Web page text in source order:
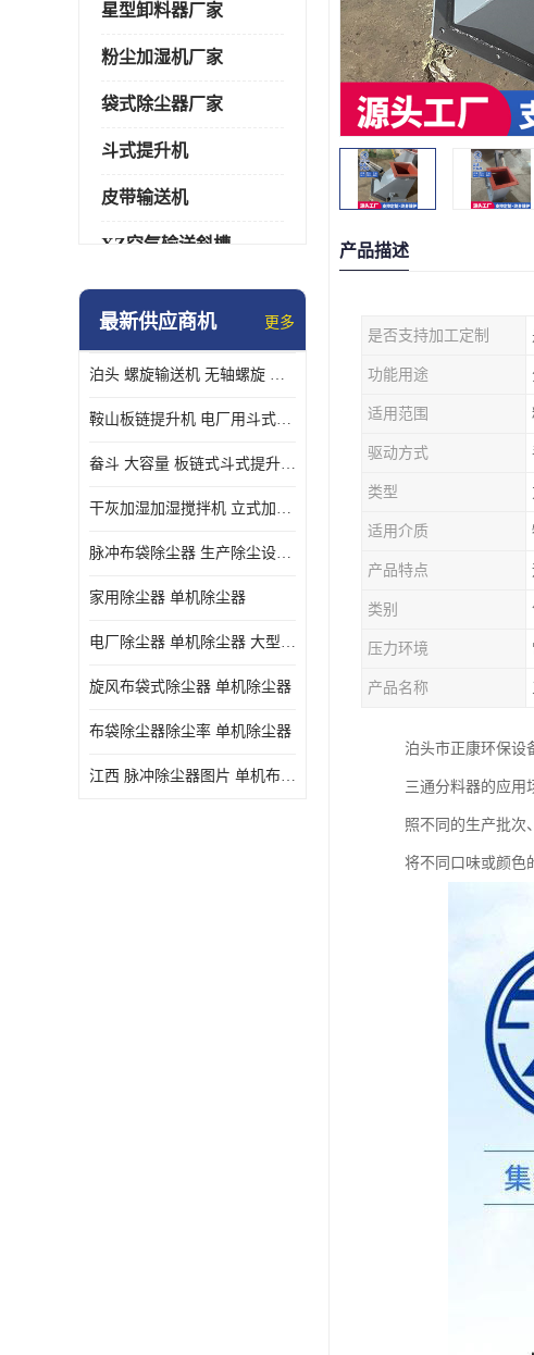
星型卸料器厂家
粉尘加湿机厂家
袋式除尘器厂家
斗式提升机
皮带输送机
XZ空气输送斜槽
通风蝶阀/百叶阀
气旋混动喷淋塔
N-TGD钢丝胶带斗式提升机
最新供应商机 更多
泊头 螺旋输送机 无轴螺旋 污泥螺旋输送机 规格齐全
鞍山板链提升机 电厂用斗式提升机 规格齐全
畚斗 大容量 板链式斗式提升机 正康斗提机厂家
干灰加湿加湿搅拌机 立式加湿机消化机 双轴
脉冲布袋除尘器 生产除尘设备厂家
家用除尘器 单机除尘器
电厂除尘器 单机除尘器 大型除尘器制作厂家
旋风布袋式除尘器 单机除尘器
布袋除尘器除尘率 单机除尘器
江西 脉冲除尘器图片 单机布袋除尘器 规格齐全
产品描述
是否支持加工定制
功能用途
适用范围
驱动方式
类型
适用介质
产品特点
类别
压力环境
产品名称
泊头市正康环保设
三通分料器的应用
照不同的生产批次
将不同口味或颜色